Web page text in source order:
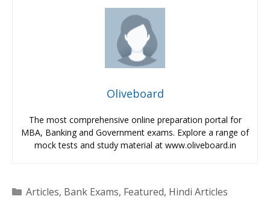
Oliveboard
The most comprehensive online preparation portal for
MBA, Banking and Government exams. Explore a range of
mock tests and study material at www.oliveboard.in
Categories
Articles, Bank Exams, Featured, Hindi Articles